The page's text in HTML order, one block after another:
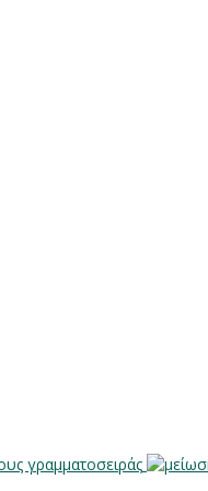
γραμματοσειράς